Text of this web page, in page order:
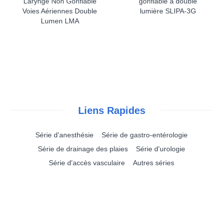
Voies Aériennes Double
Lumen LMA
lumière SLIPA-3G
Liens Rapides
Série d'anesthésie
Série de gastro-entérologie
Série de drainage des plaies
Série d'urologie
Série d'accès vasculaire
Autres séries